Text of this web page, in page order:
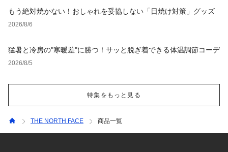
もう絶対焼かない！おしゃれを妥協しない「日焼け対策」グッズ
2026/8/6
猛暑と冷房の"寒暖差"に勝つ！サッと脱ぎ着できる体温調節コーデ
2026/8/5
特集をもっと見る
THE NORTH FACE 商品一覧